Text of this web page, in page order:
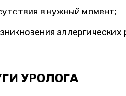
в нужный момент;
аллергических
УРОЛОГА